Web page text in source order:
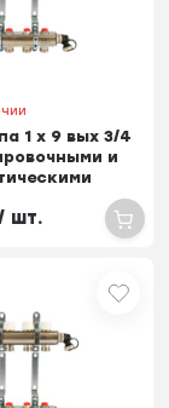
1 х 9 вых 3/4
и
шт.